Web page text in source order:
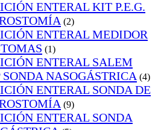
ENTERAL KIT P.E.G.
(2)
ENTERAL MEDIDOR
(1)
ENTERAL SALEM
SONDA NASOGÁSTRICA (4)
ENTERAL SONDA DE
(9)
ENTERAL SONDA